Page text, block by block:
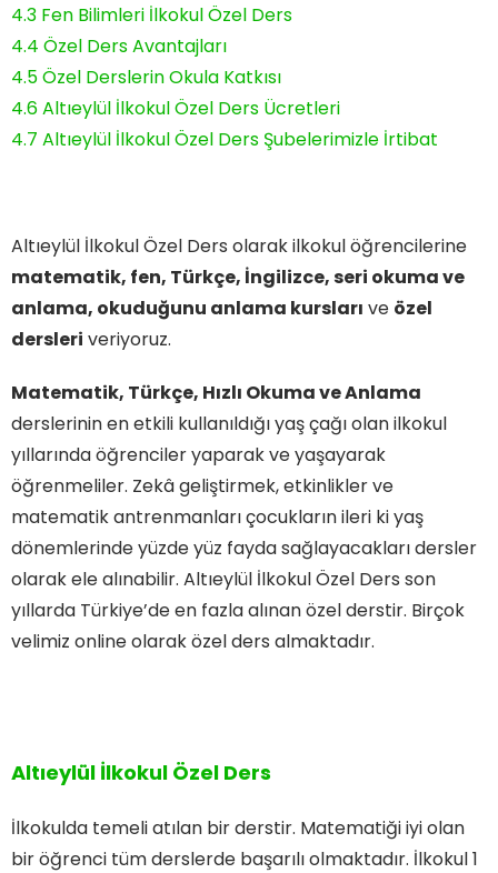
4.3 Fen Bilimleri İlkokul Özel Ders
4.4 Özel Ders Avantajları
4.5Özel Derslerin Okula Katkısı
4.6Altıeylül İlkokul Özel Ders Ücretleri
4.7 Altıeylül İlkokul Özel Ders Şubelerimizle İrtibat
Altıeylül İlkokul Özel Ders olarak ilkokul öğrencilerine
matematik, fen, Türkçe, İngilizce, seri okuma ve
anlama, okuduğunu anlama kursları ve özel
dersleri veriyoruz.
Matematik, Türkçe, Hızlı Okuma ve Anlama
derslerinin en etkili kullanıldığı yaş çağı olan ilkokul
yıllarında öğrenciler yaparak ve yaşayarak
öğrenmeliler. Zekâ geliştirmek, etkinlikler ve
matematik antrenmanları çocukların ileri ki yaş
dönemlerinde yüzde yüz fayda sağlayacakları dersler
olarak ele alınabilir. Altıeylül İlkokul Özel Ders son
yıllarda Türkiye’de en fazla alınan özel derstir. Birçok
velimiz online olarak özel ders almaktadır.
Altıeylül İlkokul Özel Ders
İlkokulda temeli atılan bir derstir. Matematiği iyi olan
bir öğrenci tüm derslerde başarılı olmaktadır. İlkokul 1